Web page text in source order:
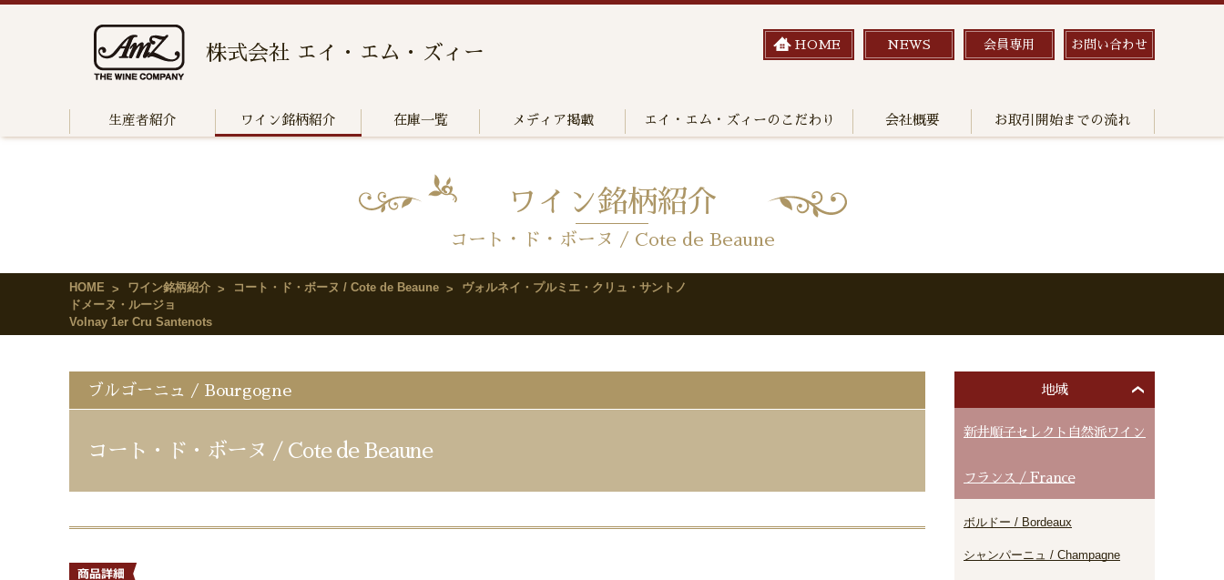
株式会社 エイ・エム・ズィー HOME NEWS 会員専用 お問い合わせ
生産者紹介 ワイン銘柄紹介 在庫一覧 メディア掲載 エイ・エム・ズィーのこだわり 会社概要 お取引開始までの流れ
ワイン銘柄紹介
コート・ド・ボーヌ / Cote de Beaune
HOME ワイン銘柄紹介 コート・ド・ボーヌ / Cote de Beaune
ヴォルネイ・プルミエ・クリュ・サントノ
ドメーヌ・ルージョ
Volnay 1er Cru Santenots
ブルゴーニュ / Bourgogne
コート・ド・ボーヌ / Cote de Beaune
地域
新井順子セレクト自然派ワイン
フランス / France
ボルドー / Bordeaux
シャンパーニュ / Champagne